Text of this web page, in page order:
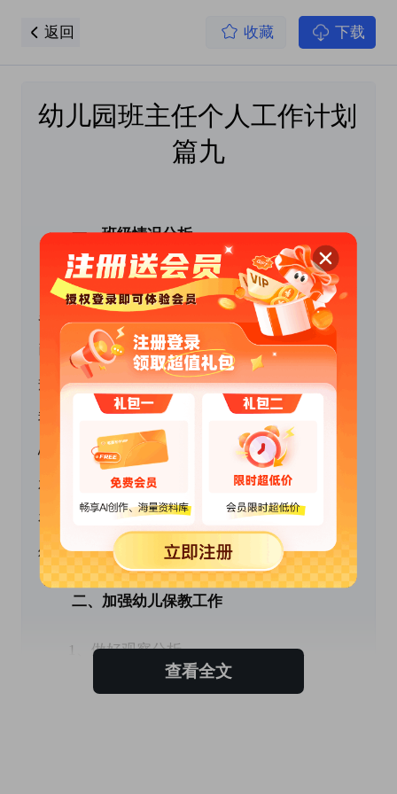
返回 收藏 下载
幼儿园班主任个人工作计划
篇九
一、班级情况分析
本班共有幼儿xx名，其中女孩xx名，男孩xx
名。本班幼儿经过一年的在园学习，大部分幼儿
已初步建立起生活常规、学习常规、文明礼貌常
规，但幼儿之间的个体差异比较大，个别幼儿自
我约束能力弱，针对这种情况，我将用爱心和耐
心对待每一位孩子，让他们感到老师的爱和小朋
友们的友好，使他们喜欢自己的幼儿园，喜欢所
在的班级。根据本班幼儿年龄特点制定合理符合
幼儿接受能力的主题活动。
二、加强幼儿保教工作
1、做好观察分析。
在工作中我以观察在先介入指导，通过观察
查看全文